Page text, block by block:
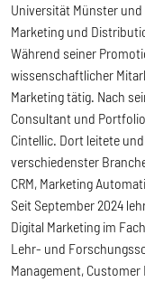
Universität Münster
Marketing und
Während seiner
wissenschaftlicher
Marketing tätig. Nach
Consultant und
Cintellic. Dort leitete
verschiedenster
CRM, Marketing
Seit September 2024
Digital Marketing im
Lehr- und
Management,